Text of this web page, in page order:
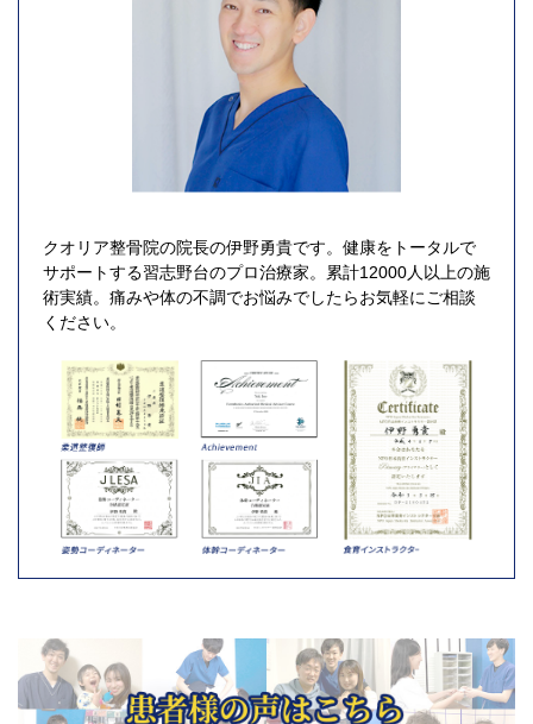
クオリア整骨院の院長の伊野勇貴です。健康をトータルで
サポートする習志野台のプロ治療家。累計12000人以上の施
術実績。痛みや体の不調でお悩みでしたらお気軽にご相談
ください。